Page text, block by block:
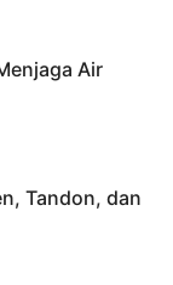
Air
Tandon, dan